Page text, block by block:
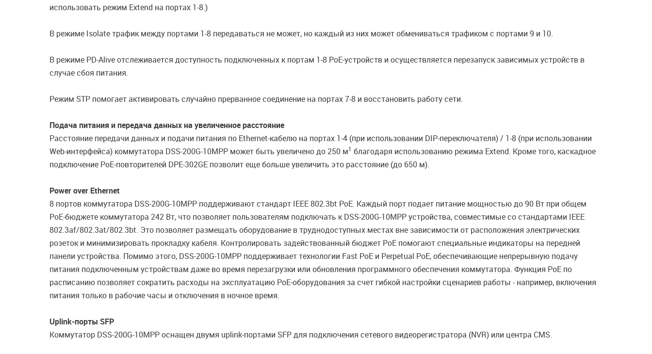
использовать режим Extend на портах 1-8.)
В режиме Isolate трафик между портами 1-8 передаваться не может, но каждый из них может обмениваться трафиком с портами 9 и 10.
В режиме PD-Alive отслеживается доступность подключенных к портам 1-8 PoE-устройств и осуществляется перезапуск зависимых устройств в
случае сбоя питания.
Режим STP помогает активировать случайно прерванное соединение на портах 7-8 и восстановить работу сети.
Подача питания и передача данных на увеличенное расстояние
Расстояние передачи данных и подачи питания по Ethernet-кабелю на портах 1-4 (при использовании DIP-переключателя) / 1-8 (при использовании
Web-интерфейса) коммутатора DSS-200G-10MPP может быть увеличено до 250 м1 благодаря использованию режима Extend. Кроме того, каскадное
подключение PoE-повторителей DPE-302GE позволит еще больше увеличить это расстояние (до 650 м).
Power over Ethernet
8 портов коммутатора DSS-200G-10MPP поддерживают стандарт IEEE 802.3bt PoE. Каждый порт подает питание мощностью до 90 Вт при общем
PoE-бюджете коммутатора 242 Вт, что позволяет пользователям подключать к DSS-200G-10MPP устройства, совместимые со стандартами IEEE
802.3af/802.3at/802.3bt. Это позволяет размещать оборудование в труднодоступных местах вне зависимости от расположения электрических
розеток и минимизировать прокладку кабеля. Контролировать задействованный бюджет PoE помогают специальные индикаторы на передней
панели устройства. Помимо этого, DSS-200G-10MPP поддерживает технологии Fast PoE и Perpetual PoE, обеспечивающие непрерывную подачу
питания подключенным устройствам даже во время перезагрузки или обновления программного обеспечения коммутатора. Функция PoE по
расписанию позволяет сократить расходы на эксплуатацию PoE-оборудования за счет гибкой настройки сценариев работы - например, включения
питания только в рабочие часы и отключения в ночное время.
Uplink-порты SFP
Коммутатор DSS-200G-10MPP оснащен двумя uplink-портами SFP для подключения сетевого видеорегистратора (NVR) или центра CMS.